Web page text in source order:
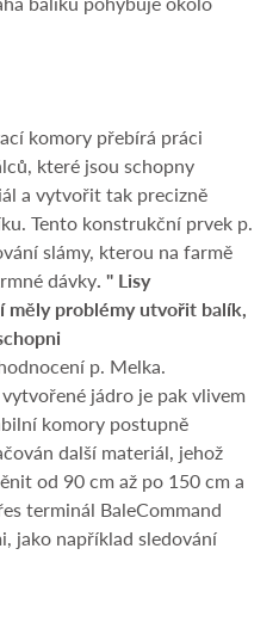
komory přebírá práci
které jsou schopny
a vytvořit tak precizně
Tento konstrukční prvek p.
slámy, kterou na farmě
dávky. " Lisy
měly problémy utvořit balík,
p. Melka.
jádro je pak vlivem
komory postupně
další materiál, jehož
od 90 cm až po 150 cm a
terminál BaleCommand
jako například sledování